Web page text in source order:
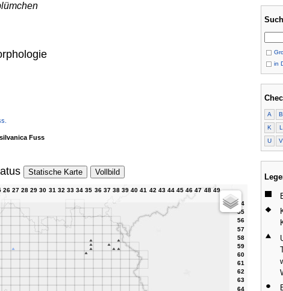
Fuss
Statische Karte Vollbild
in
A B
K
L
U
V